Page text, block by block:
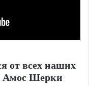
от всех наших
Амос Шерки